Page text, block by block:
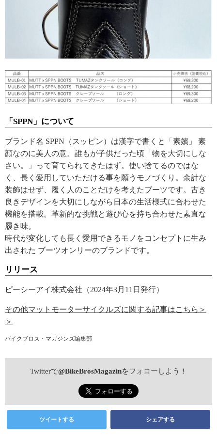
「SPPN」について
ブランド名 SPPN（スッピン）は漢字で書くと「素嬪」 素
顔なのに美人の意。誰もが子供だった頃「物を大切にしな
さい。」って育てられてきたはず。使い捨てるのではな
く、長く愛用していただける事を願うモノづくり。余計な
装飾はせず、履く人のことだけを考えたブーツです。古き
良きデザインを大切にしながら日本の生活様式に合わせた
機能を搭載。革新的な挑戦と遊び心を持ち合わせた素直な
履き味。
時代が変化しても長く愛用できるモノをコンセプトに生み
出された ブーツオンリーのブランドです。
リリース
ピーシーアイ株式会社（2024年3月11日発行）
その他マットモーターサイクルズに関する記事はこちら＞
＞
バイクブロス・マガジンズ編集部
Twitterで@BikeBrosMagazinをフォローしよう！
ツイートする シェアする